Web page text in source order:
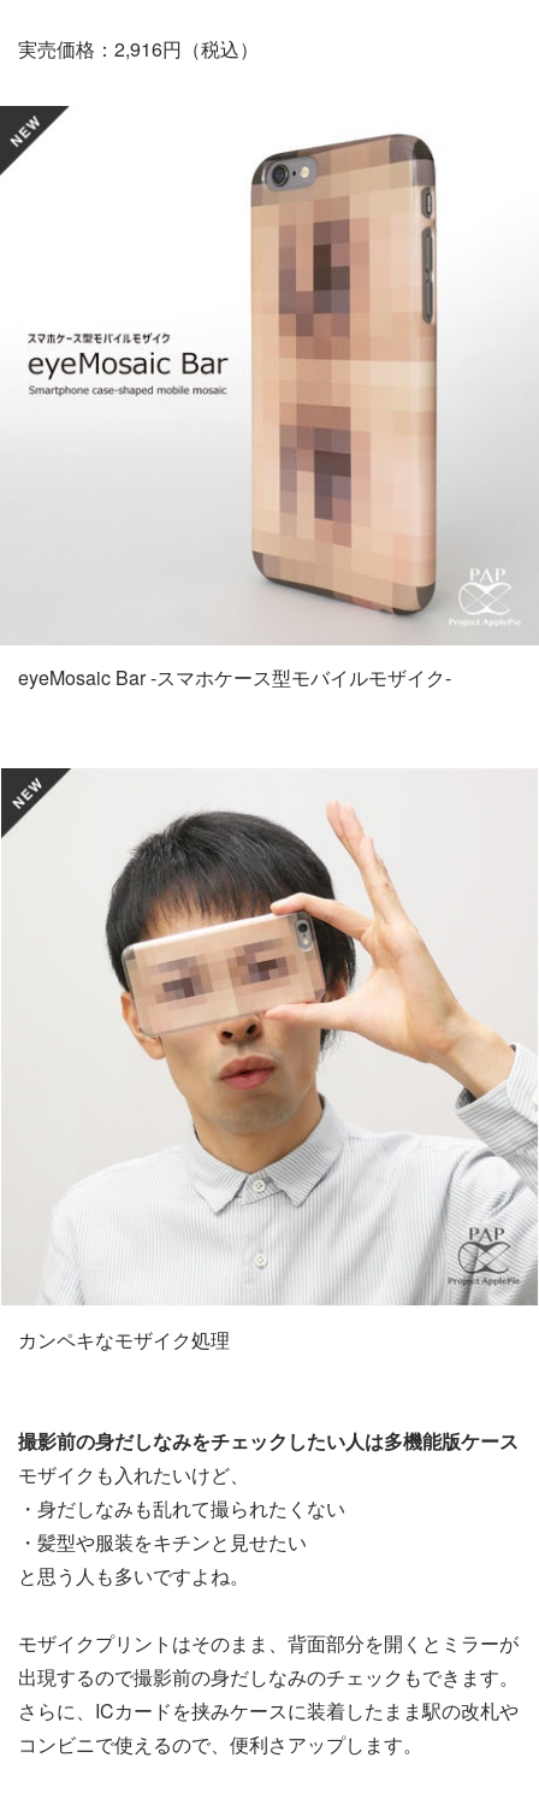
実売価格：2,916円（税込）
eyeMosaic Bar -スマホケース型モバイルモザイク-
カンペキなモザイク処理
撮影前の身だしなみをチェックしたい人は多機能版ケース
モザイクも入れたいけど、
・身だしなみも乱れて撮られたくない
・髪型や服装をキチンと見せたい
と思う人も多いですよね。
モザイクプリントはそのまま、背面部分を開くとミラーが
出現するので撮影前の身だしなみのチェックもできます。
さらに、ICカードを挟みケースに装着したまま駅の改札や
コンビニで使えるので、便利さアップします。